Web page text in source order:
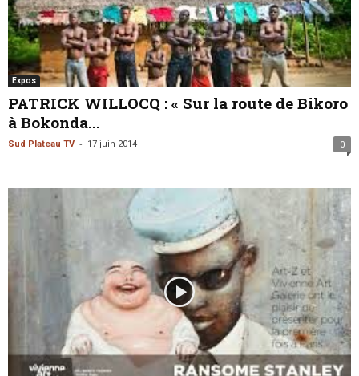
Expos
PATRICK WILLOCQ : « Sur la route de Bikoro
à Bokonda...
Sud Plateau TV - 17 juin 2014 0